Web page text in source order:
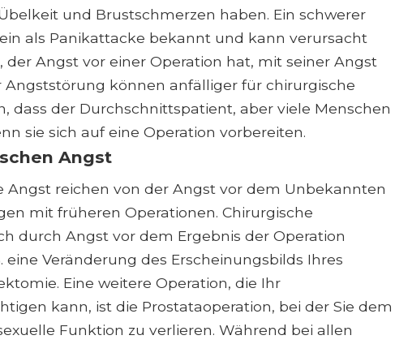
und Brustschmerzen haben. Ein schwerer
als Panikattacke bekannt und kann verursacht
Angst vor einer Operation hat, mit seiner Angst
können anfälliger für chirurgische
dass der Durchschnittspatient, aber viele Menschen
sie sich auf eine Operation vorbereiten.
Angst
Angst reichen von der Angst vor dem Unbekannten
mit früheren Operationen. Chirurgische
durch Angst vor dem Ergebnis der Operation
eine Veränderung des Erscheinungsbilds Ihres
Eine weitere Operation, die Ihr
kann, ist die Prostataoperation, bei der Sie dem
Funktion zu verlieren. Während bei allen